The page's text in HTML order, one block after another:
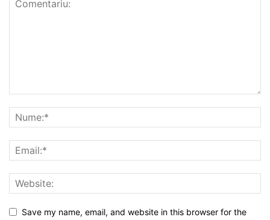
Save my name, email, and website in this browser for the